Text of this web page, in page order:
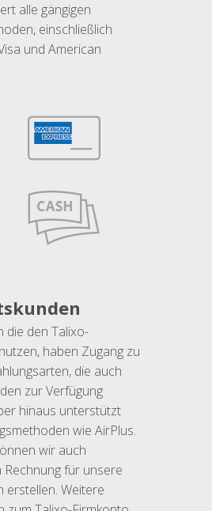
alle gängigen
einschließlich
und American
die den Talixo-
haben Zugang zu
die auch
zur Verfügung
hinaus unterstützt
wie AirPlus.
wir auch
Rechnung für unsere
erstellen. Weitere